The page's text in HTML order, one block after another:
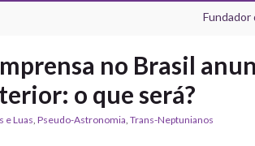
Fundador
no Brasil
o que será?
e Luas, Pseudo-Astronomia, Trans-Neptunianos